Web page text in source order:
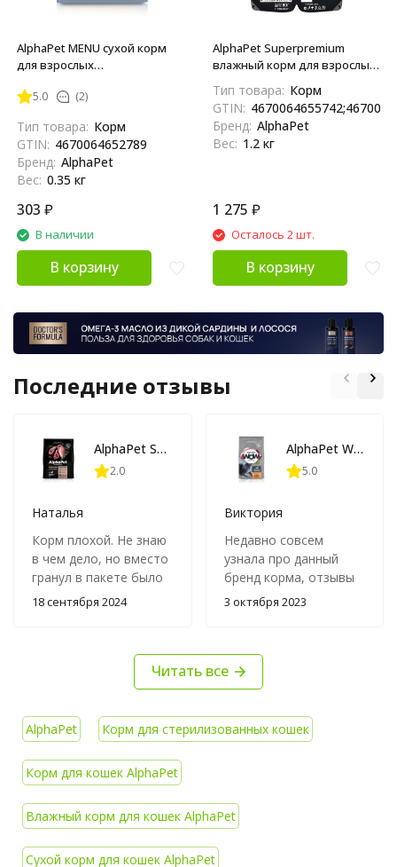
AlphaPet MENU сухой корм
для взрослых
домашней птицей - 350 г
5.0 (2)
Тип товара: Корм
GTIN: 4670064652789
Бренд: AlphaPet
Вес: 0.35 кг
303 ₽
В наличии
В корзину
AlphaPet Superpremium
влажный корм для взрослых
индейкой и брусникой в
соусе, в ламистерах - 80 г х 15
шт
Тип товара: Корм
GTIN:
Бренд: AlphaPet
Вес: 1.2 кг
1 275 ₽
Осталось 2 шт.
В корзину
Последние отзывы
AlphaPet Superpremium полнорационный сухой корм для взрослых стерилизованных кошек с ягненком и индейкой - 7 кг
2.0
Наталья
Корм плохой. Не знаю
в чем дело, но вместо
гранул в пакете было
7кг бесформенного
недоразумения. На
является причиной
формы гранул они
были без намека на
хоть какую-то
жирность и плотность.
Коты не наедались.
Сравнить есть с чем,
На фото гранулы
18 сентября 2024
AlphaPet WOW Суперпремиум сухой полнорационный корм для взрослых стерилизованных кошек и котов с индейкой и потрошками - 750 г
5.0
Виктория
Недавно совсем
узнала про данный
бренд корма, отзывы
хорошие, поэтому
решила изуть сама
информацию, не
хочется кота кормить
чем попало.
но хороший, в чем-то
даже лучше, чем у
качестве
полноценного корма
3 октября 2023
Читать все
AlphaPet Корм для стерилизованных кошек
Корм для кошек AlphaPet
Влажный корм для кошек AlphaPet
Сухой корм для кошек AlphaPet